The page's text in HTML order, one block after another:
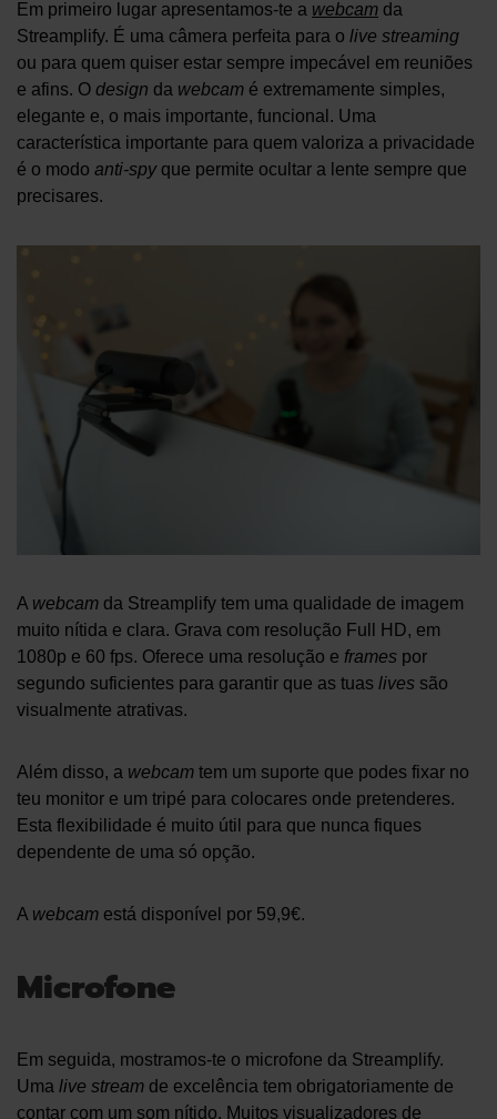
Em primeiro lugar apresentamos-te a webcam da
Streamplify. É uma câmera perfeita para o live streaming
ou para quem quiser estar sempre impecável em reuniões
e afins. O design da webcam é extremamente simples,
elegante e, o mais importante, funcional. Uma
característica importante para quem valoriza a privacidade
é o modo anti-spyque permite ocultar a lente sempre que
precisares.
A webcam da Streamplify tem uma qualidade de imagem
muito nítida e clara. Grava com resolução Full HD, em
1080p e 60 fps. Oferece uma resolução e frames por
segundo suficientes para garantir que as tuas lives são
visualmente atrativas.
Além disso, a webcam tem um suporte que podes fixar no
teu monitor e um tripé para colocares onde pretenderes.
Esta flexibilidade é muito útil para que nunca fiques
dependente de uma só opção.
A webcam está disponível por 59,9€.
Microfone
Em seguida, mostramos-te o microfone da Streamplify.
Uma live stream de excelência tem obrigatoriamente de
contar com um som nítido. Muitos visualizadores de